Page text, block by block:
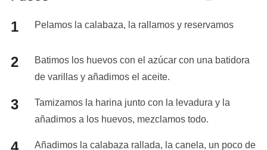
Pelamos la calabaza, la rallamos y reservamos
Batimos los huevos con el azúcar con una batidora
de varillas y añadimos el aceite.
Tamizamos la harina junto con la levadura y la
añadimos a los huevos, mezclamos todo.
Añadimos la calabaza rallada, la canela, un poco de